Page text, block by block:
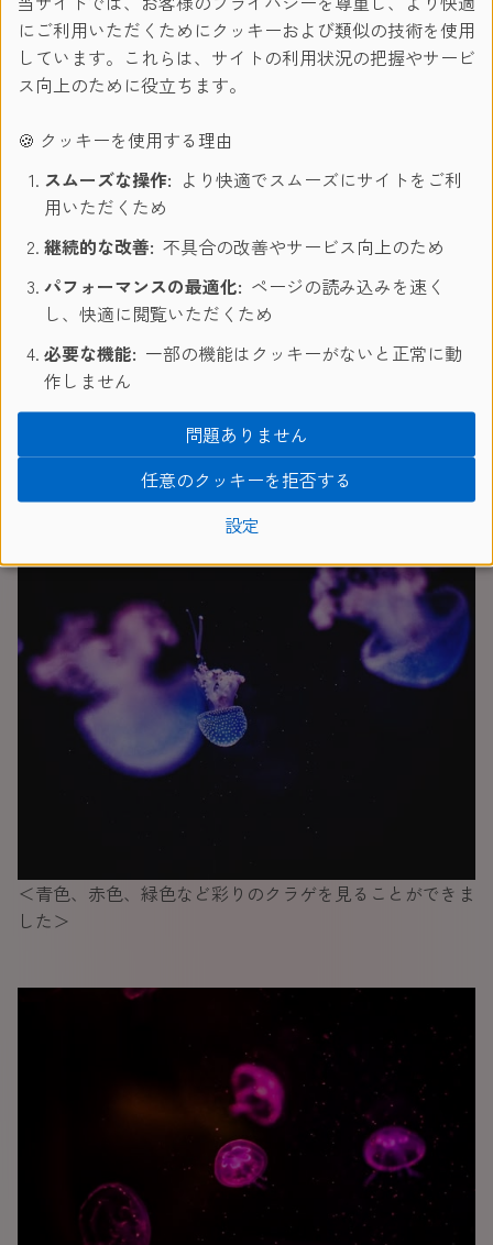
ね、、＞
＜トンネルと人を撮るといい写真になること間違いありま
＜青色、赤色、緑色など彩りのクラゲを見ることができま
した＞
にご利用いただくためにクッキーおよび類似の技術を使用
しています。これらは、サイトの利用状況の把握やサービ
ス向上のために役立ちます。
🍪 クッキーを使用する理由
スムーズな操作: より快適でスムーズにサイトをご利
用いただくため
継続的な改善: 不具合の改善やサービス向上のため
パフォーマンスの最適化: ページの読み込みを速く
し、快適に閲覧いただくため
必要な機能: 一部の機能はクッキーがないと正常に動
作しません
設定
任意のクッキーを拒否する
問題ありません